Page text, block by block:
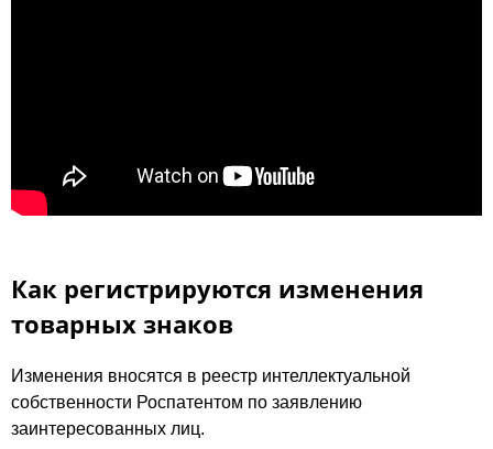
Как регистрируются изменения
товарных знаков
Изменения вносятся в реестр интеллектуальной
собственности Роспатентом по заявлению
заинтересованных лиц.